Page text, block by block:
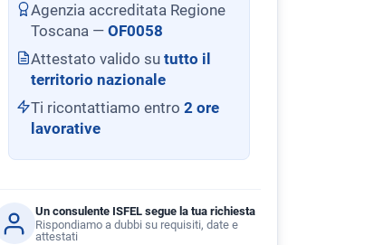
Agenzia accreditata Regione
Toscana —OF0058
Attestato valido sututto il
territorio nazionale
Ti ricontattiamo entro2 ore
lavorative
Un consulente ISFEL segue la tua richiesta
Rispondiamo a dubbi su requisiti, date e
attestati